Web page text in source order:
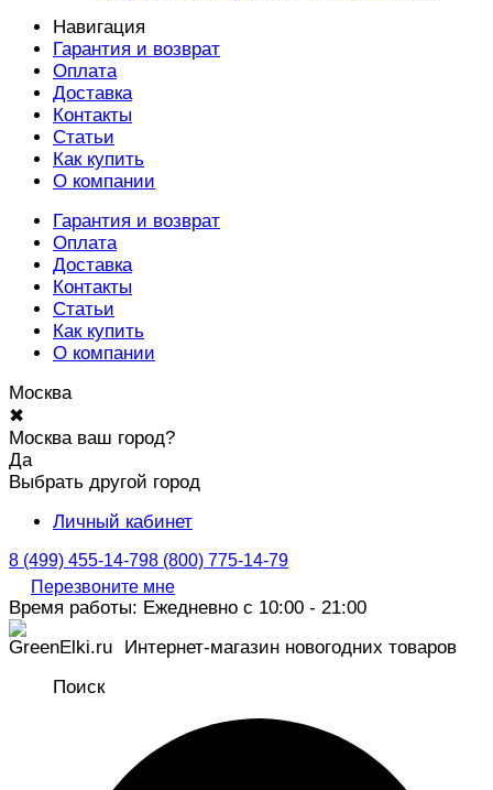
Навигация
Гарантия и возврат
Оплата
Доставка
Контакты
Статьи
Как купить
О компании
Гарантия и возврат
Оплата
Доставка
Контакты
Статьи
Как купить
О компании
Москва
✖
Москва ваш город?
Да
Выбрать другой город
Личный кабинет
8 (499) 455-14-798 (800) 775-14-79
Перезвоните мне
Время работы: Ежедневно с 10:00 - 21:00
Интернет-магазин новогодних товаров
Поиск